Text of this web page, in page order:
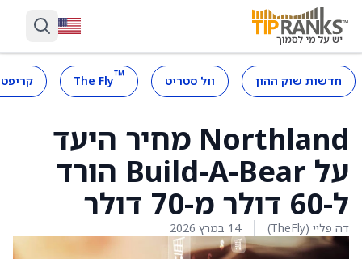
חדשות שוק ההון וול סטריט ™
The Fly
Northland מחיר היעד
על Build-A-Bear הורד
ל-60 דולר מ-70 דולר
דה פליי (TheFly) 14 במרץ 2026